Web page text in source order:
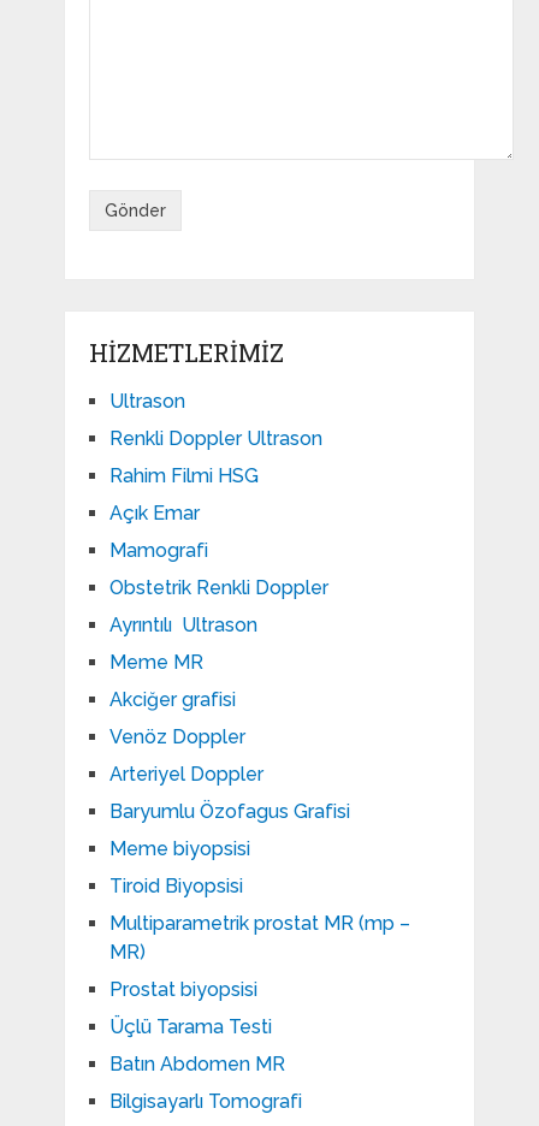
HIZMETLERIMIZ
Ultrason
Renkli Doppler Ultrason
Rahim Filmi HSG
Açık Emar
Mamografi
Obstetrik Renkli Doppler
Ayrıntılı Ultrason
Meme MR
Akciğer grafisi
Venöz Doppler
Arteriyel Doppler
Baryumlu Özofagus Grafisi
Meme biyopsisi
Tiroid Biyopsisi
Multiparametrik prostat MR (mp –
MR)
Prostat biyopsisi
Üçlü Tarama Testi
Batın Abdomen MR
Bilgisayarlı Tomografi